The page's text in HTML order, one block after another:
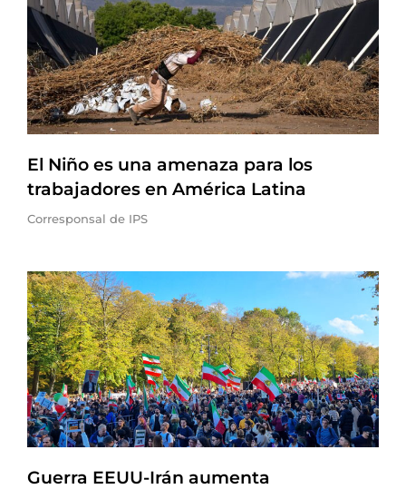
El Niño es una amenaza para los
trabajadores en América Latina
Corresponsal de IPS
Guerra EEUU-Irán aumenta